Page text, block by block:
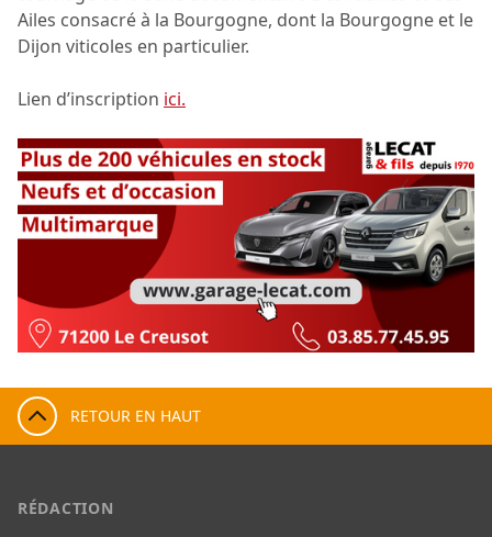
Ailes consacré à la Bourgogne, dont la Bourgogne et le
Dijon viticoles en particulier.
Lien d’inscription ici.
RETOUR EN HAUT
RÉDACTION